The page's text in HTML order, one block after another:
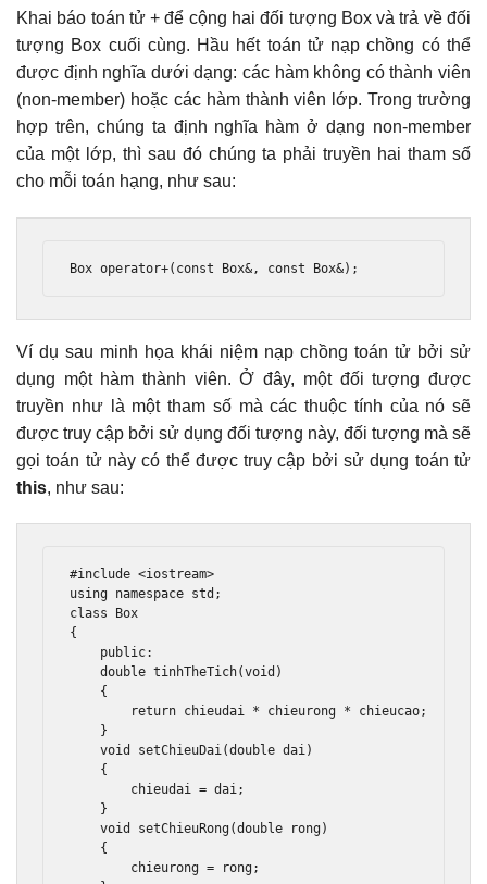
Khai báo toán tử + để cộng hai đối tượng Box và trả về đối
tượng Box cuối cùng. Hầu hết toán tử nạp chồng có thể
được định nghĩa dưới dạng: các hàm không có thành viên
(non-member) hoặc các hàm thành viên lớp. Trong trường
hợp trên, chúng ta định nghĩa hàm ở dạng non-member
của một lớp, thì sau đó chúng ta phải truyền hai tham số
cho mỗi toán hạng, như sau:
Box operator+( const Box&, const Box&);
Ví dụ sau minh họa khái niệm nạp chồng toán tử bởi sử
dụng một hàm thành viên. Ở đây, một đối tượng được
truyền như là một tham số mà các thuộc tính của nó sẽ
được truy cập bởi sử dụng đối tượng này, đối tượng mà sẽ
gọi toán tử này có thể được truy cập bởi sử dụng toán tử
this, như sau:
#include <iostream>
using namespace std ;
class
Box
{
public:
double tinhTheTich(void )
{
return chieudai * chieurong * chieucao;
}
void
setChieuDai(double dai)
{
        chieudai
= dai;
}
void
setChieuRong(double rong)
{
        chieurong
= rong;